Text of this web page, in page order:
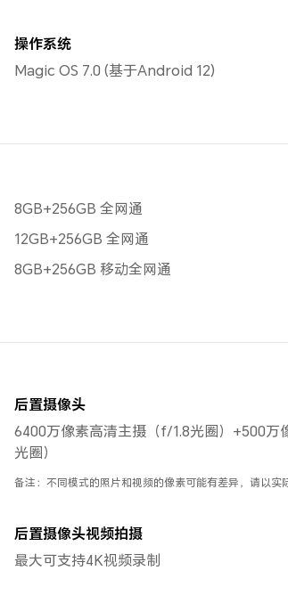
操作系统
Magic OS 7.0 (基于Android 12)
8GB+256GB 全网通
12GB+256GB 全网通
8GB+256GB 移动全网通
后置摄像头
6400万像素高清主摄（f/1.8光圈）+500
光圈）
备注：不同模式的照片和视频的像素可能有差异，请以实
后置摄像头视频拍摄
最大可支持4K视频录制